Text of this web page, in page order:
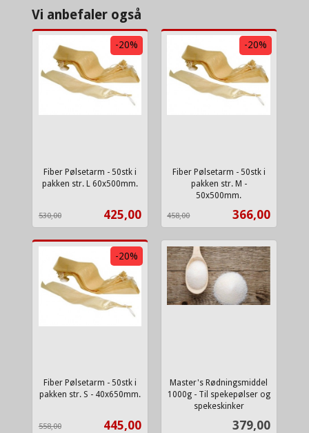
Vi anbefaler også
Fiber Pølsetarm - 50stk i
pakken str. L 60x500mm.
Tilbud
425,00
530,00
-20%
Fiber Pølsetarm - 50stk i
pakken str. M -
50x500mm.
Tilbud
366,00
458,00
-20%
mva.
Fiber Pølsetarm - 50stk i
pakken str. S - 40x650mm.
Tilbud
445,00
558,00
-20%
Master's Rødningsmiddel
1000g - Til spekepølser og
spekeskinker
Pris
379,00